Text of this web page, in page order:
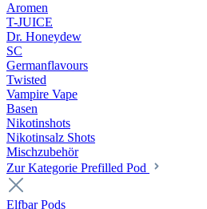
Aromen
T-JUICE
Dr. Honeydew
SC
Germanflavours
Twisted
Vampire Vape
Basen
Nikotinshots
Nikotinsalz Shots
Mischzubehör
Zur Kategorie Prefilled Pod
Elfbar Pods